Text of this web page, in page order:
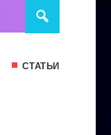
СТАТЬИ